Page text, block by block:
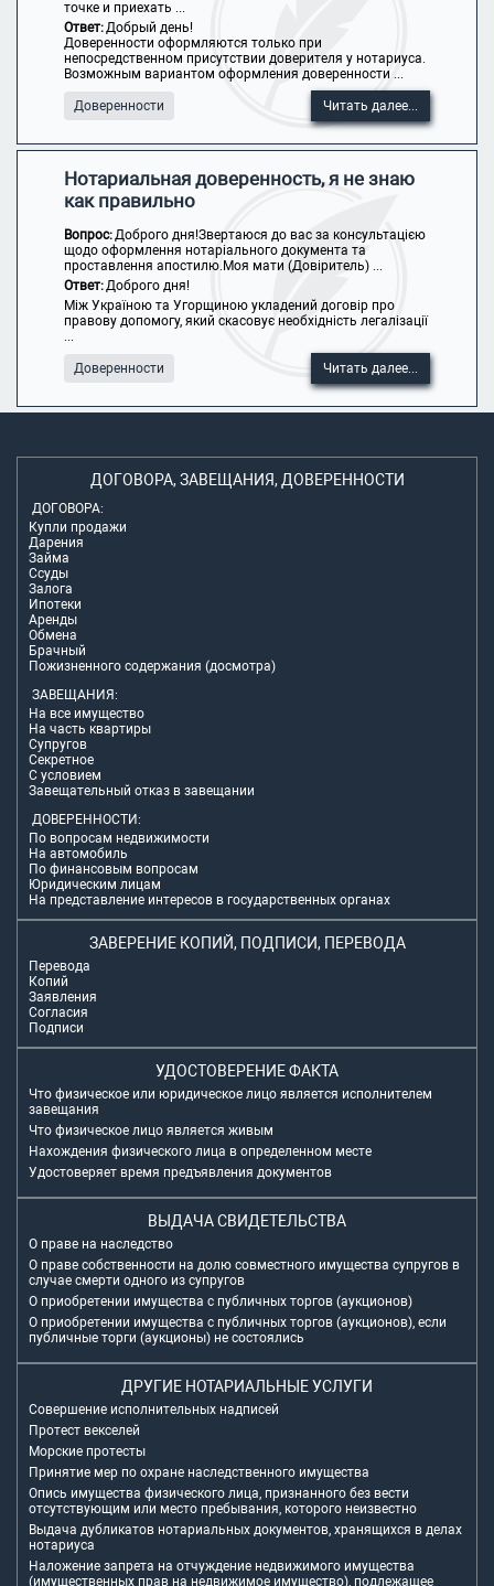
точке и приехать ...
Ответ:Добрый день!
Доверенности оформляются только при
непосредственном присутствии доверителя у нотариуса.
Возможным вариантом оформления доверенности ...
Доверенности Читать далее...
Нотариальная доверенность, я не знаю
как правильно
Вопрос:Доброго дня!Звертаюся до вас за консультацією
щодо оформлення нотаріального документа та
проставлення апостилю.Моя мати (Довіритель) ...
Ответ:Доброго дня!
Між Україною та Угорщиною укладений договір про
правову допомогу, який скасовує необхідність легалізації
...
Доверенности Читать далее...
ДОГОВОРА, ЗАВЕЩАНИЯ, ДОВЕРЕННОСТИ
ДОГОВОРА:
Купли продажи
Дарения
Займа
Ссуды
Залога
Ипотеки
Аренды
Обмена
Брачный
Пожизненного содержания (досмотра)
ЗАВЕЩАНИЯ:
На все имущество
На часть квартиры
Супругов
Секретное
С условием
Завещательный отказ в завещании
ДОВЕРЕННОСТИ:
По вопросам недвижимости
На автомобиль
По финансовым вопросам
Юридическим лицам
На представление интересов в государственных органах
ЗАВЕРЕНИЕ КОПИЙ, ПОДПИСИ, ПЕРЕВОДА
Перевода
Копий
Заявления
Согласия
Подписи
УДОСТОВЕРЕНИЕ ФАКТА
Что физическое или юридическое лицо является исполнителем
завещания
Что физическое лицо является живым
Нахождения физического лица в определенном месте
Удостоверяет время предъявления документов
ВЫДАЧА СВИДЕТЕЛЬСТВА
О праве на наследство
О праве собственности на долю совместного имущества супругов в
случае смерти одного из супругов
О приобретении имущества с публичных торгов (аукционов)
О приобретении имущества с публичных торгов (аукционов), если
публичные торги (аукционы) не состоялись
ДРУГИЕ НОТАРИАЛЬНЫЕ УСЛУГИ
Совершение исполнительных надписей
Протест векселей
Морские протесты
Принятие мер по охране наследственного имущества
Опись имущества физического лица, признанного без вести
отсутствующим или место пребывания, которого неизвестно
Выдача дубликатов нотариальных документов, хранящихся в делах
нотариуса
Наложение запрета на отчуждение недвижимого имущества
(имущественных прав на недвижимое имущество), подлежащее